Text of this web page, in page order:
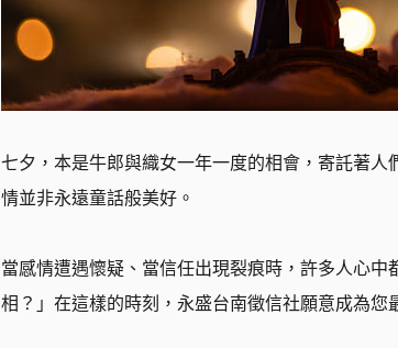
七夕，本是牛郎與織女一年一度的相會，寄託著
情並非永遠童話般美好。
當感情遭遇懷疑、當信任出現裂痕時，許多人心
相？」在這樣的時刻，永盛台南徵信社願意成為您